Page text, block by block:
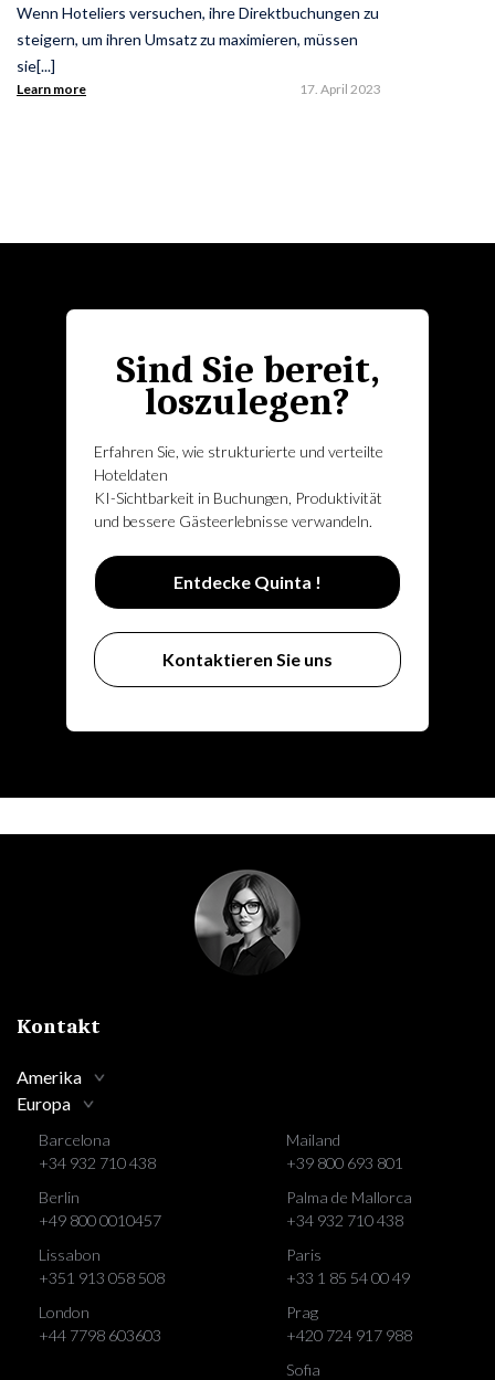
Wenn Hoteliers versuchen, ihre Direktbuchungen zu
steigern, um ihren Umsatz zu maximieren, müssen
sie[...]
Learn more 17. April 2023
Sind Sie bereit,
loszulegen?
Erfahren Sie, wie strukturierte und verteilte
Hoteldaten
KI-Sichtbarkeit in Buchungen, Produktivität
und bessere Gästeerlebnisse verwandeln.
Entdecke Quinta !
Kontaktieren Sie uns
Kontakt
Amerika
Europa
Barcelona
+34 932 710 438
Berlin
+49 800 0010457
Lissabon
+351 913 058 508
London
+44 7798 603603
Mailand
+39 800 693 801
Palma de Mallorca
+34 932 710 438
Paris
+33 1 85 54 00 49
Prag
+420 724 917 988
Sofia